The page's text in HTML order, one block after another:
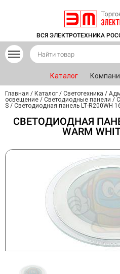
ВСЯ ЭЛЕКТРОТЕХНИКА
Каталог
Главная / Каталог / Светотехника /
освещение / Светодиодные панели /
S / Светодиодная панель LT-R200WH
СВЕТОДИОДНАЯ
WARM